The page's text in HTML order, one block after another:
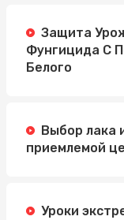
Защита
Фунгицида С
Белого
Выбор лака
приемлемой
Уроки